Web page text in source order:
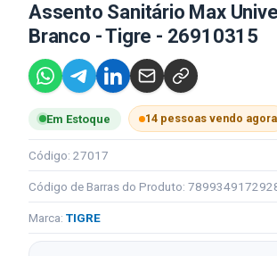
Assento Sanitário Max
Branco - Tigre - 26910315
Em Estoque 14 pessoas vendo agora
Código: 27017
Código de Barras do Produto:
Marca: TIGRE